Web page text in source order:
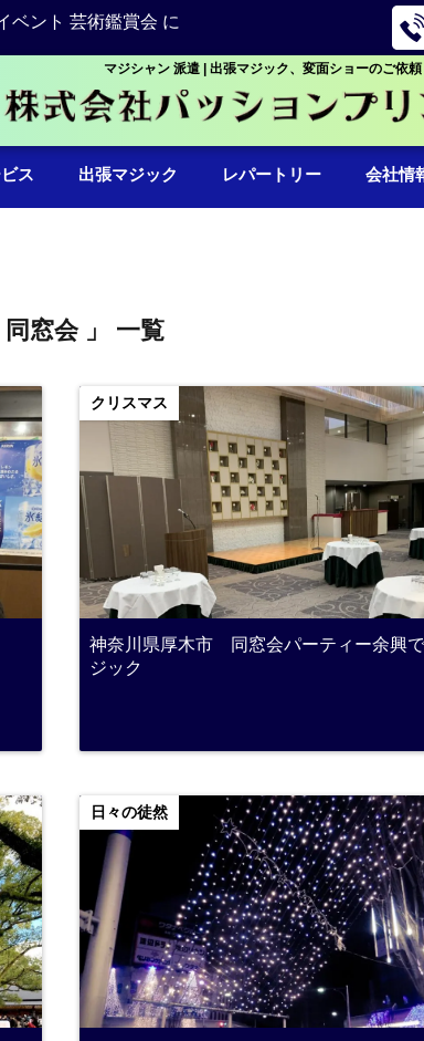
ベント 芸術鑑賞会 に
マジシャン 派遣 | 出張マジック、変面ショーのご依頼
ス 出張マジック レパートリー 会社情
同窓会 」 一覧
クリスマス
神奈川県厚木市 同窓会パーティー余興
ジック
日々の徒然